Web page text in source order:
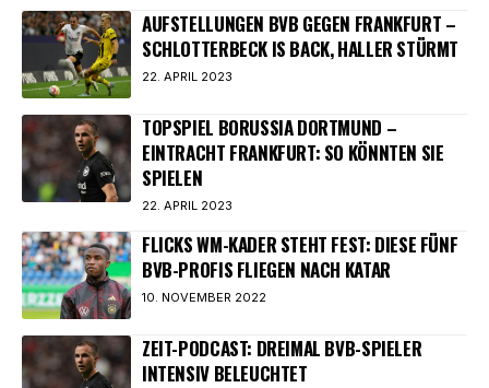
AUFSTELLUNGEN BVB GEGEN FRANKFURT –
SCHLOTTERBECK IS BACK, HALLER STÜRMT
22. APRIL 2023
TOPSPIEL BORUSSIA DORTMUND –
EINTRACHT FRANKFURT: SO KÖNNTEN SIE
SPIELEN
22. APRIL 2023
FLICKS WM-KADER STEHT FEST: DIESE FÜNF
BVB-PROFIS FLIEGEN NACH KATAR
10. NOVEMBER 2022
ZEIT-PODCAST: DREIMAL BVB-SPIELER
INTENSIV BELEUCHTET